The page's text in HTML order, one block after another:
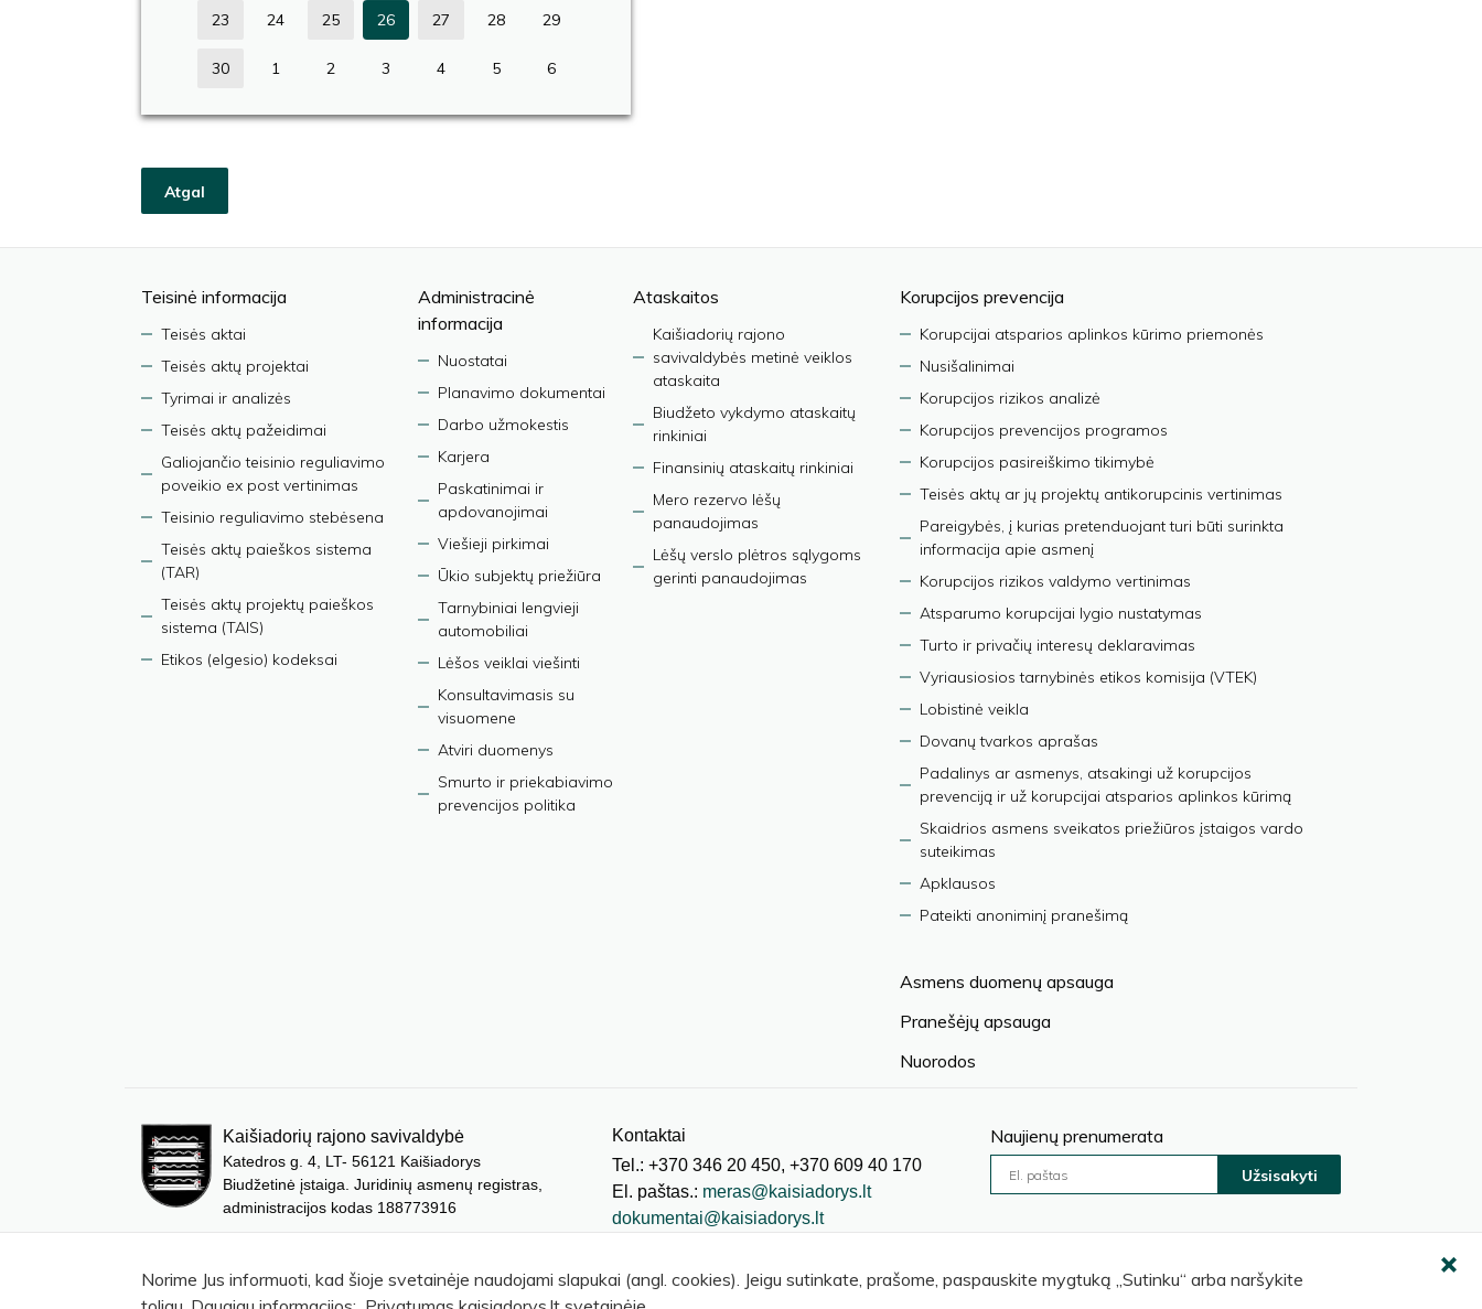
23 24 25 26 27 28 29
30 1 2 3 4 5 6
Atgal
Teisinė informacija
Teisės aktai
Teisės aktų projektai
Tyrimai ir analizės
Teisės aktų pažeidimai
Galiojančio teisinio reguliavimo
poveikio ex post vertinimas
Teisinio reguliavimo stebėsena
Teisės aktų paieškos sistema
(TAR)
Teisės aktų projektų paieškos
sistema (TAIS)
Etikos (elgesio) kodeksai
Administracinė
informacija
Nuostatai
Planavimo dokumentai
Darbo užmokestis
Karjera
Paskatinimai ir
apdovanojimai
Viešieji pirkimai
Ūkio subjektų priežiūra
Tarnybiniai lengvieji
automobiliai
Lėšos veiklai viešinti
Konsultavimasis su
visuomene
Atviri duomenys
Smurto ir priekabiavimo
prevencijos politika
Ataskaitos
Kaišiadorių rajono
savivaldybės metinė veiklos
ataskaita
Biudžeto vykdymo ataskaitų
rinkiniai
Finansinių ataskaitų rinkiniai
Mero rezervo lėšų
panaudojimas
Lėšų verslo plėtros sąlygoms
gerinti panaudojimas
Korupcijos prevencija
Korupcijai atsparios aplinkos kūrimo priemonės
Nusišalinimai
Korupcijos rizikos analizė
Korupcijos prevencijos programos
Korupcijos pasireiškimo tikimybė
Teisės aktų ar jų projektų antikorupcinis vertinimas
Pareigybės, į kurias pretenduojant turi būti surinkta
informacija apie asmenį
Korupcijos rizikos valdymo vertinimas
Atsparumo korupcijai lygio nustatymas
Turto ir privačių interesų deklaravimas
Vyriausiosios tarnybinės etikos komisija (VTEK)
Lobistinė veikla
Dovanų tvarkos aprašas
Padalinys ar asmenys, atsakingi už korupcijos
prevenciją ir už korupcijai atsparios aplinkos kūrimą
Skaidrios asmens sveikatos priežiūros įstaigos vardo
suteikimas
Apklausos
Pateikti anoniminį pranešimą
Asmens duomenų apsauga
Pranešėjų apsauga
Nuorodos
Kaišiadorių rajono savivaldybė
Katedros g. 4, LT- 56121 Kaišiadorys
Biudžetinė įstaiga. Juridinių asmenų registras,
administracijos kodas 188773916
Kontaktai
Tel.: +370 346 20 450, +370 609 40 170
El. paštas.: meras@kaisiadorys.lt
dokumentai@kaisiadorys.lt
Naujienų prenumerata
Užsisakyti
Norime Jus informuoti, kad šioje svetainėje naudojami slapukai (angl. cookies). Jeigu sutinkate, prašome, paspauskite mygtuką „Sutinku“ arba naršykite